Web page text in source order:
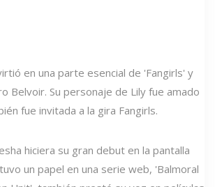
en una parte esencial de 'Fangirls' y
Belvoir. Su personaje de Lily fue amado
fue invitada a la gira Fangirls.
hiciera su gran debut en la pantalla
un papel en una serie web, 'Balmoral